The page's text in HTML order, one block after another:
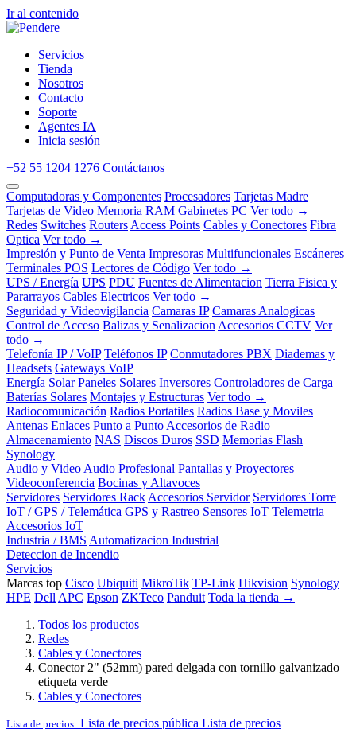
Ir al contenido
Servicios
Tienda
Nosotros
Contacto
Soporte
Agentes IA
Inicia sesión
+52 55 1204 1276 Contáctanos
Computadoras y Componentes Procesadores Tarjetas Madre
Tarjetas de Video Memoria RAM Gabinetes PC Ver todo →
Redes Switches Routers Access Points Cables y Conectores Fibra
Optica Ver todo →
Impresión y Punto de Venta Impresoras Multifuncionales Escáneres
Terminales POS Lectores de Código Ver todo →
UPS / Energía UPS PDU Fuentes de Alimentacion Tierra Fisica y
Pararrayos Cables Electricos Ver todo →
Seguridad y Videovigilancia Camaras IP Camaras Analogicas
Control de Acceso Balizas y Senalizacion Accesorios CCTV Ver
todo →
Telefonía IP / VoIP Teléfonos IP Conmutadores PBX Diademas y
Headsets Gateways VoIP
Energía Solar Paneles Solares Inversores Controladores de Carga
Baterías Solares Montajes y Estructuras Ver todo →
Radiocomunicación Radios Portatiles Radios Base y Moviles
Antenas Enlaces Punto a Punto Accesorios de Radio
Almacenamiento NAS Discos Duros SSD Memorias Flash
Synology
Audio y Video Audio Profesional Pantallas y Proyectores
Videoconferencia Bocinas y Altavoces
Servidores Servidores Rack Accesorios Servidor Servidores Torre
IoT / GPS / Telemática GPS y Rastreo Sensores IoT Telemetria
Accesorios IoT
Industria / BMS Automatizacion Industrial
Deteccion de Incendio
Servicios
Marcas top Cisco Ubiquiti MikroTik TP-Link Hikvision Synology
HPE Dell APC Epson ZKTeco Panduit Toda la tienda →
Todos los productos
Redes
Cables y Conectores
Conector 2" (52mm) pared delgada con tornillo galvanizado
etiqueta verde
Cables y Conectores
Lista de precios: Lista de precios pública Lista de precios